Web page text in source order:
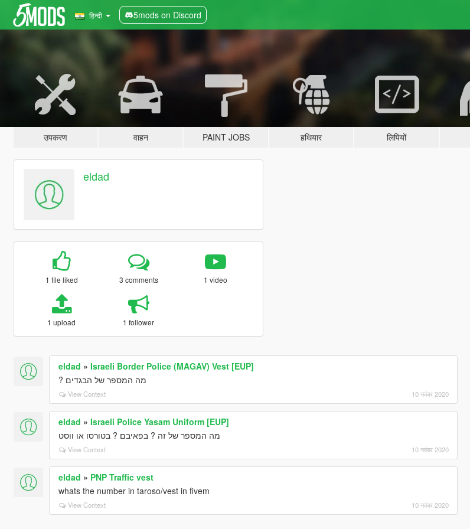
हिन्दी 5mods on Discord
उपकरण वाहन PAINT JOBS हथियार लिपियों
eldad
1 file liked 3 comments 1 video
1 upload 1 follower
eldad » Israeli Border Police (MAGAV) Vest [EUP]
מה המספר של הבגדים ?
View Context 10 नवंबर 2020
eldad » Israeli Police Yasam Uniform [EUP]
מה המספר של זה ? בפאיבם ? בטורסו או ווסט
View Context 10 नवंबर 2020
eldad » PNP Traffic vest
whats the number in taroso/vest in fivem
View Context 10 नवंबर 2020